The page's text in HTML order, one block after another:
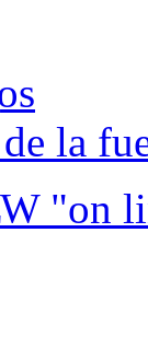
la
"on